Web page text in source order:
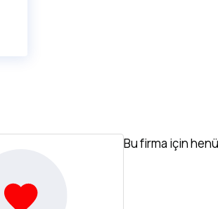
Bu firma için